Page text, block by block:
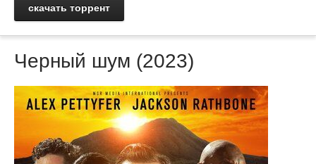
скачать торрент
Черный шум (2023)